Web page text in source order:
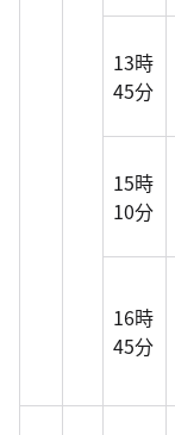
13時
45分
15時
10分
16時
45分